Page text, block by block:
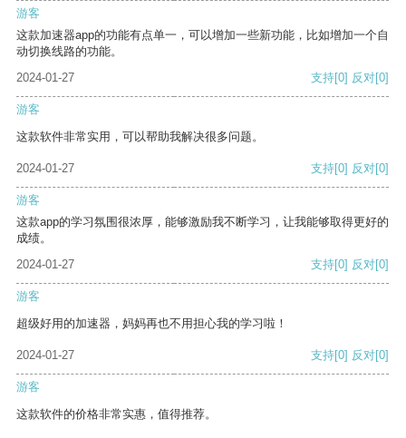
游客
这款加速器app的功能有点单一，可以增加一些新功能，比如增加一个自
动切换线路的功能。
2024-01-27
支持[0] 反对[0]
游客
这款软件非常实用，可以帮助我解决很多问题。
2024-01-27 支持[0] 反对[0]
游客
这款app的学习氛围很浓厚，能够激励我不断学习，让我能够取得更好的
成绩。
2024-01-27
支持[0] 反对[0]
游客
超级好用的加速器，妈妈再也不用担心我的学习啦！
2024-01-27 支持[0] 反对[0]
游客
这款软件的价格非常实惠，值得推荐。